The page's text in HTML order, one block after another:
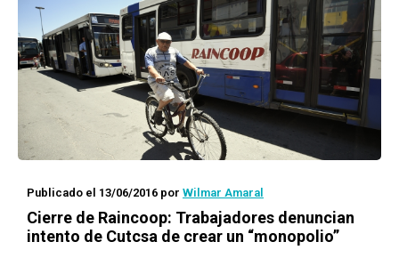
Publicado el 13/06/2016 por Wilmar Amaral
Cierre de Raincoop: Trabajadores denuncian
intento de Cutcsa de crear un “monopolio”